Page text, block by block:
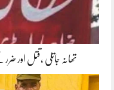
تھانہ جاتلی ،قتل اور